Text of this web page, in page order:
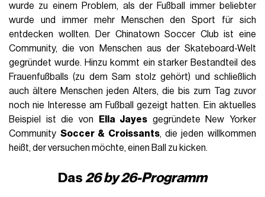
wurde zu einem Problem, als der Fußball immer beliebter
wurde und immer mehr Menschen den Sport für sich
entdecken wollten. Der Chinatown Soccer Club ist eine
Community, die von Menschen aus der Skateboard-Welt
gegründet wurde. Hinzu kommt ein starker Bestandteil des
Frauenfußballs (zu dem Sam stolz gehört) und schließlich
auch ältere Menschen jeden Alters, die bis zum Tag zuvor
noch nie Interesse am Fußball gezeigt hatten. Ein aktuelles
Beispiel ist die von
Ella Jayes gegründete New Yorker
Community Soccer & Croissants, die jeden willkommen
heißt, der versuchen möchte, einen Ball zu kicken.
Das 26 by 26-Programm